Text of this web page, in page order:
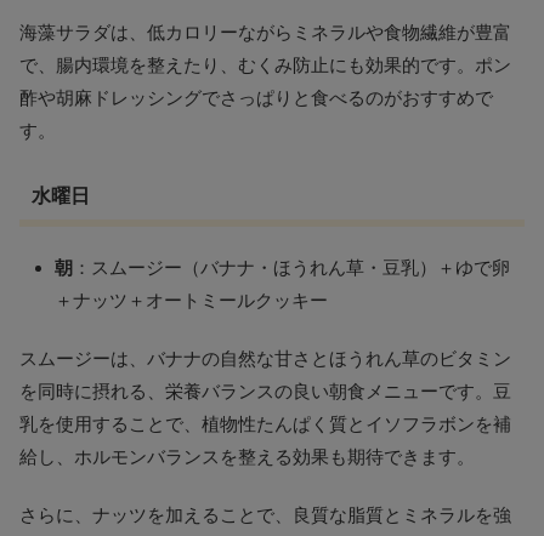
海藻サラダは、低カロリーながらミネラルや食物繊維が豊富
で、腸内環境を整えたり、むくみ防止にも効果的です。ポン
酢や胡麻ドレッシングでさっぱりと食べるのがおすすめで
す。
水曜日
朝 ：スムージー（バナナ・ほうれん草・豆乳）＋ゆで卵
＋ナッツ＋オートミールクッキー
スムージーは、バナナの自然な甘さとほうれん草のビタミン
を同時に摂れる、栄養バランスの良い朝食メニューです。豆
乳を使用することで、植物性たんぱく質とイソフラボンを補
給し、ホルモンバランスを整える効果も期待できます。
さらに、ナッツを加えることで、良質な脂質とミネラルを強